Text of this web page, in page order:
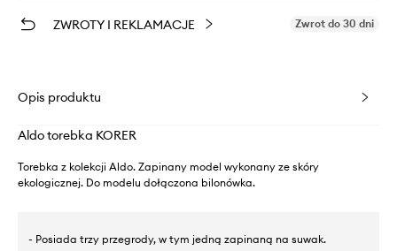
ZWROTY I REKLAMACJE Zwrot do 30 dni
Opis produktu
Aldo torebka KORER
Torebka z kolekcji Aldo. Zapinany model wykonany ze skóry
ekologicznej. Do modelu dołączona bilonówka.
- Posiada trzy przegrody, w tym jedną zapinaną na suwak.